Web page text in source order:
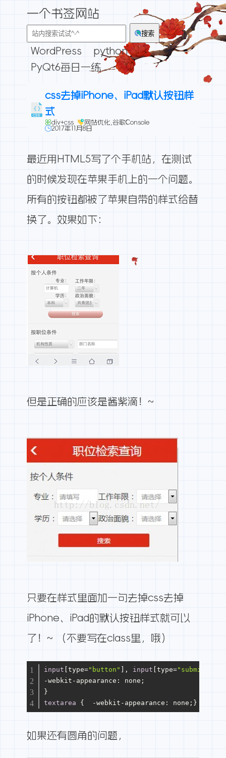
一个书签网站
搜索
WordPress
python
PyQt6每日一练
css去掉iPhone、iPad默认按钮样
式
div+css 网站优化 谷歌Console
2017年11月8日
最近用HTML5写了个手机站，在测试
的时候发现在苹果手机上的一个问题。
所有的按钮都被了苹果自带的样式给替
换了。效果如下：
但是正确的应该是酱紫滴！~
只要在样式里面加一句去掉css去掉
iPhone、iPad的默认按钮样式就可以
了！~ （不要写在class里，哦）
input [type="button" , input [type="submit"
-webkit-appearance: none;
}
textarea {  -webkit-appearance: none;}
如果还有圆角的问题，